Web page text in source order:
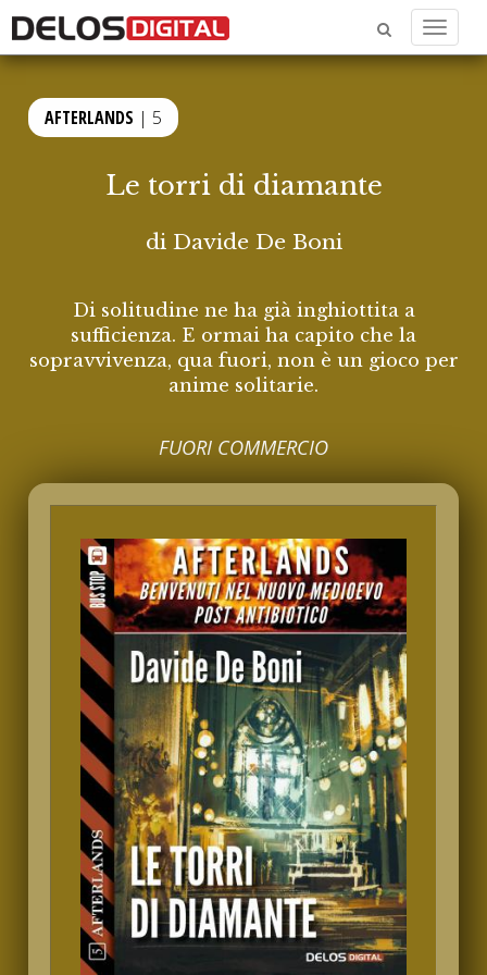
Menu
AFTERLANDS | 5
Le torri di diamante
di Davide De Boni
Di solitudine ne ha già inghiottita a
sufficienza. E ormai ha capito che la
sopravvivenza, qua fuori, non è un gioco per
anime solitarie.
FUORI COMMERCIO